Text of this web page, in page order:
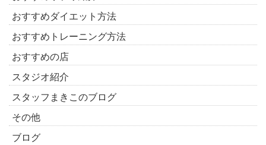
おすすめダイエット方法
おすすめトレーニング方法
おすすめの店
スタジオ紹介
スタッフまきこのブログ
その他
ブログ